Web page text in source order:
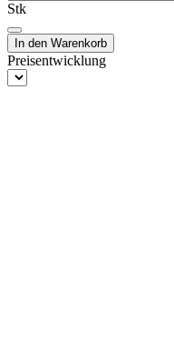
Stk
In den Warenkorb
Preisentwicklung